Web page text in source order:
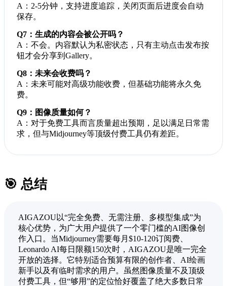
A：2-5分钟，支持进度追踪，关闭页面后进度会自动
保存。
Q7：生成的内容会被公开吗？
A：不会。内容默认为私密状态，只有主动点击发布按
钮才会分享到Gallery。
Q8：未来会收费吗？
A：未来可能对高级功能收费，但基础功能将永久免
费。
Q9：图像质量如何？
A：对于免费工具而言质量超出预期，足以满足日常需
求，但与Midjourney等顶级付费工具仍有差距。
🎯 总结
AIGAZOU以“完全免费、无需注册、多模型集成”为
核心优势，为广大用户提供了一个零门槛的AI图像创
作入口。当Midjourney需要每月$10-120订阅费、
Leonardo AI每日限额150次时，AIGAZOU是唯一完全
开放的选择。它特别适合预算有限的创作者、AI绘画
新手以及有临时需求的用户。虽然图像质量不及顶级
付费工具，但“够用”的定位恰好覆盖了绝大多数日常